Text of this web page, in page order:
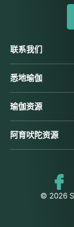
联系我们
悉地瑜伽
瑜伽资源
阿育吠陀资源
© 2026